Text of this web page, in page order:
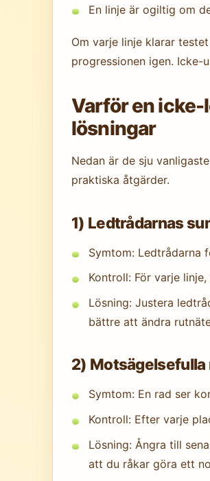
En linje är ogiltig om
Om varje linje klarar
progressionen igen. Icke-
Varför en icke-
lösningar
Nedan är de sju
praktiska åtgärder.
1) Ledtrådarnas
Symtom: Ledtrådarna
Kontroll: För varje
Lösning: Justera
bättre att ändra
2)
Symtom: En rad ser
Kontroll: Efter varje
Lösning: Ångra till
att du råkar göra ett